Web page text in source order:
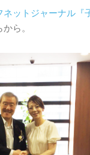
ネットジャーナル『
ら。